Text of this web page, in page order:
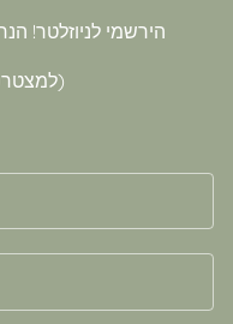
הירשמי לניוזלטר!
(למצטרפים חדשים בלבד)